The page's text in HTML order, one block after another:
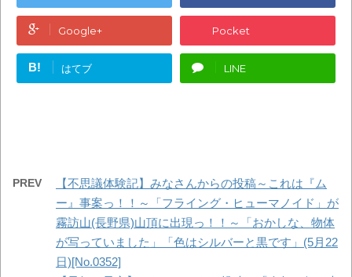
Google+ Pocket
B! はてブ LINE
PREV
【不思議体験記】みなさんからの投稿～これは『ム
ー』事案っ！！～「フライング・ヒューマノイド」が
霧訪山(長野県)山頂に出現っ！！～「おかしな、物体
が写っていました」「色はシルバーと黒です」(5月22
日)[No.0352]